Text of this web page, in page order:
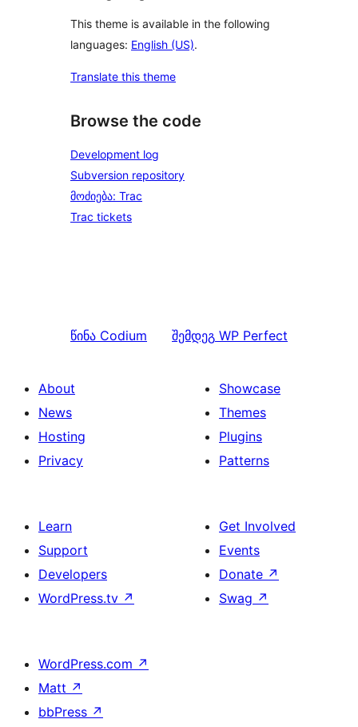
This theme is available in the following
languages: English (US).
Translate this theme
Browse the code
Development log
Subversion repository
მოძიება: Trac
Trac tickets
წინა Codium შემდეგ WP Perfect
About
News
Hosting
Privacy
Showcase
Themes
Plugins
Patterns
Learn
Support
Developers
WordPress.tv ↗
Get Involved
Events
Donate ↗
Swag ↗
WordPress.com ↗
Matt ↗
bbPress ↗